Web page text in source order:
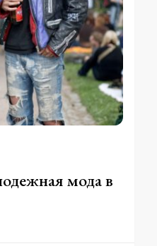
мода в